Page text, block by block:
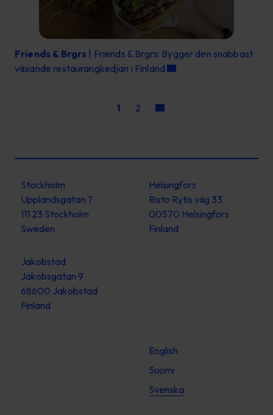
Friends & Brgrs | Friends & Brgrs: Bygger den snabbast
växande restaurangkedjan i Finland
1 2
Stockholm
Upplandsgatan 7
111 23 Stockholm
Sweden
Helsingfors
Risto Rytis väg 33
00570 Helsingfors
Finland
Jakobstad
Jakobsgatan 9
68600 Jakobstad
Finland
English
Suomi
Svenska